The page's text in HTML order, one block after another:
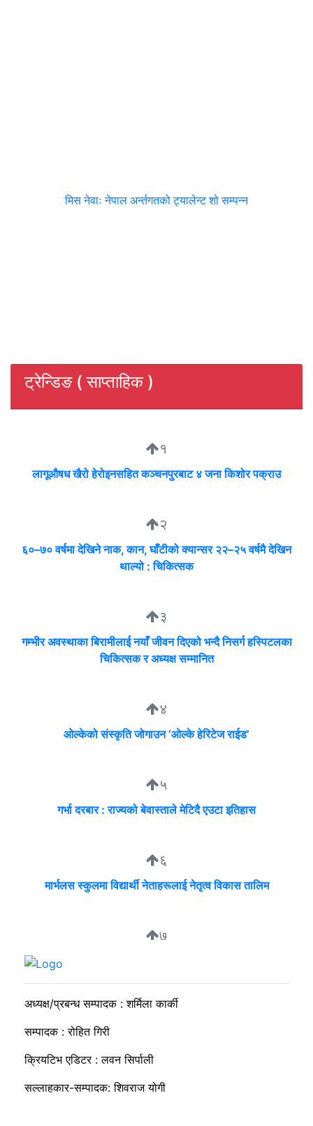
मिस नेवाः नेपाल अर्न्तगतको ट्यालेन्ट शो सम्पन्न
ट्रेन्डिङ ( साप्ताहिक )
१
लागूऔषध खैरो हेरोइनसहित कञ्चनपुरबाट ४ जना किशोर पक्राउ
२
६०–७० वर्षमा देखिने नाक, कान, घाँटीको क्यान्सर २२–२५ वर्षमै देखिन
थाल्यो : चिकित्सक
३
गम्भीर अवस्थाका बिरामीलाई नयाँ जीवन दिएको भन्दै निसर्ग हस्पिटलका
चिकित्सक र अध्यक्ष सम्मानित
४
ओल्केको संस्कृति जोगाउन ‘ओल्के हेरिटेज राईड’
५
गर्भा दरबार : राज्यको बेवास्ताले मेटिदै एउटा इतिहास
६
मार्भलस स्कुलमा विद्यार्थी नेताहरूलाई नेतृत्व विकास तालिम
७
निगम र उद्योगीको समान भाषा, उपभोक्ता भने लाइनमै
अध्यक्ष/प्रबन्ध सम्पादक : शर्मिला कार्की
सम्पादक : रोहित गिरी
क्रियटिभ एडिटर : लवन सिर्पाली
सल्लाहकार-सम्पादक: शिवराज योगी